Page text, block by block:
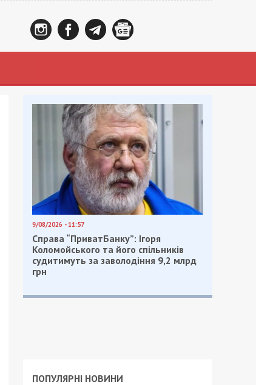
9/08/2026 - 11:57
Справа “ПриватБанку”: Ігоря
Коломойського та його спільників
судитимуть за заволодіння 9,2 млрд
грн
ПОПУЛЯРНІ НОВИНИ